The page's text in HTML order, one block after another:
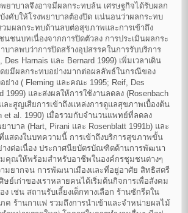
ยาบาลจึงอาจมีผลกระทบล้น เศรษฐกิจได้รับผลก
งคับให้โรงพยาบาลต้องปิด แน่นอนว่าผลกระทบ
วมผลกระทบด้านลบต่อสุขภาพและการเข้าถึง
ชนบทเนื่องจากการปิดตัวลง การประเมินผลกระ
บาลพบว่าการปิดสร้างอุปสรรคในการรับบริการ
Harnais และ Bernard 1999) เพิ่มเวลาเดิน
ยมีผลกระทบอย่างมากต่อผลลัพธ์ในกรณีของ
ย่าง ( Fleming และคณะ 1995; Reif, Des
1999) และส่งผลให้การใช้งานลดลง (Rosenbach
ละสูญเสียการเข้าถึงแหล่งการดูแลสุขภาพเบื้องต้น
et al. 1990) เมื่อรวมกับจำนวนแพทย์ที่ลดลง
าบาล (Hart, Pirani และ Rosenblatt 1991b) และ
แสดงในบทความนี้ การเข้าถึงบริการสุขภาพขั้น
งต่อเนื่อง ประกาศนียบัตรบัณฑิตด้านการพัฒนา
มคุณให้พร้อมสำหรับอาชีพในองค์กรชุมชนต่างๆ
มยากจน การพัฒนาเมืองและที่อยู่อาศัย สิทธิสตรี
ย์เก่าของเราหลายคนได้เริ่มต้นกิจการเพื่อสังคม
ง เช่น สถานรับเลี้ยงเด็กทางเลือก ร้านซักรีดใน
ร้านกาแฟ รวมถึงการนำเข้าและจำหน่ายผลไม้